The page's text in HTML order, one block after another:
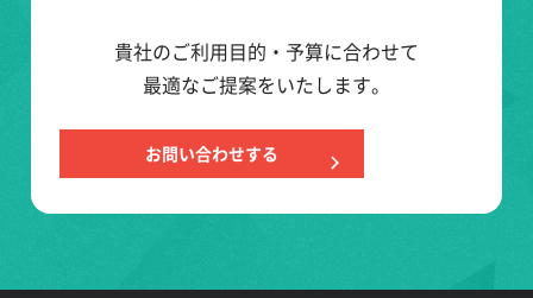
貴社のご利用目的・予算に合わせて
最適なご提案をいたします。
お問い合わせする